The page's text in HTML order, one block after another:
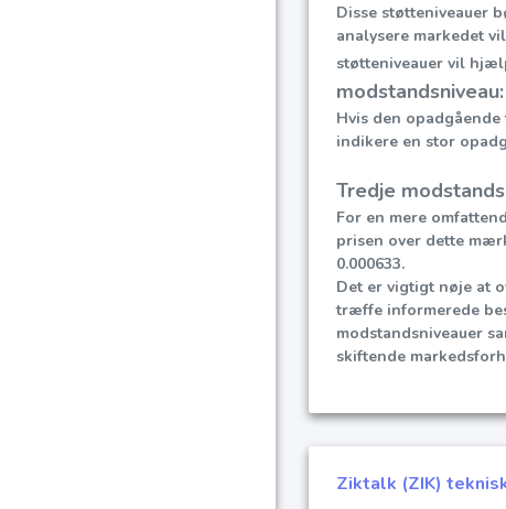
Disse støtteniveauer
analysere markedet
støtteniveauer vil
Hvis den
indikere en stor
Tredje
For en mere
prisen over dette
0.000633.
Det er vigtigt nøje at
træffe informerede
modstandsniveauer
skiftende
Ziktalk (ZIK)